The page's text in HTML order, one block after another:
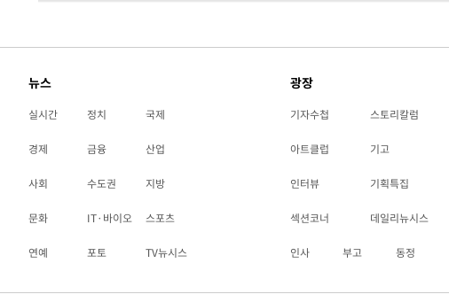
뉴스
실시간 정치 국제
경제 금융 산업
사회 수도권 지방
문화 IT·바이오 스포츠
연예 포토 TV뉴시스
광장
기자수첩 스토리칼럼
아트클럽 기고
인터뷰 기획특집
섹션코너 데일리뉴시스
인사 부고 동정